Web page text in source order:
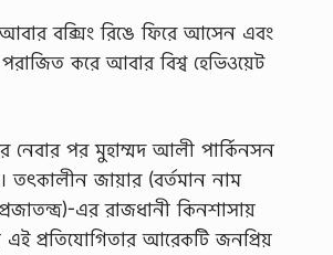
বক্সিং রিঙে ফিরে আসেন এবং
করে আবার বিশ্ব হেভিওয়েট
নেবার পর মুহাম্মদ আলী পার্কিনসন
তৎকালীন জায়ার (বর্তমান নাম
এর রাজধানী কিনশাসায়
প্রতিযোগিতার আরেকটি জনপ্রিয়